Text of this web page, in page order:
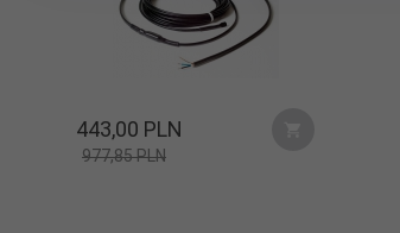
443,00 PLN
977,85 PLN